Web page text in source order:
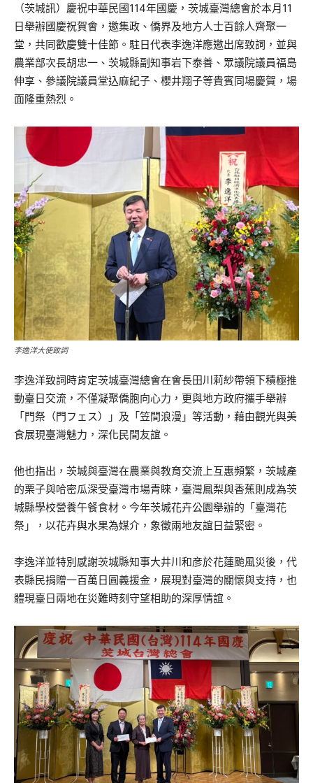
（茨城訊）慶祝中華民國114年國慶，茨城臺灣總會於本月11
日舉辦國慶祝賀會，邀集政、僑界及地方人士百餘人齊聚一
堂，共同歡慶雙十佳節。駐日代表李逸洋應邀出席致詞，並與
農業部次長胡忠一、茨城縣副知事岩下泰善、眾議院議員福島
伸享、參議院議員堂込麻紀子、櫻井翔子等貴賓同場慶賀，場
面隆重熱烈。
李逸洋大使致詞
李逸洋致詞時肯定茨城臺灣總會在會長田川莉紗帶領下積極推
動臺日交流，不僅凝聚僑胞向心力，更與地方政府攜手舉辦
「門祭（門フェス）」及「笠間浪漫」等活動，藉由觀光與美
食展現臺灣魅力，深化民間友誼。
他也指出，茨城與臺灣在農業與教育交流上互惠頻繁，茨城產
的栗子與哈密瓜深受臺灣市場青睞，臺灣鳳梨與香蕉則成為茨
城縣學校營養午餐食材。今年茨城花卉公園舉辦的「臺灣花
祭」，以花卉與水果為媒介，象徵兩地友誼日益緊密。
李逸洋並特別感謝茨城縣知事大井川和彦於花蓮颱風災後，代
表縣民捐贈一百萬日圓義援金，展現對臺灣的關懷與支持，也
體現臺日兩地在災難時刻守望相助的深厚情誼。